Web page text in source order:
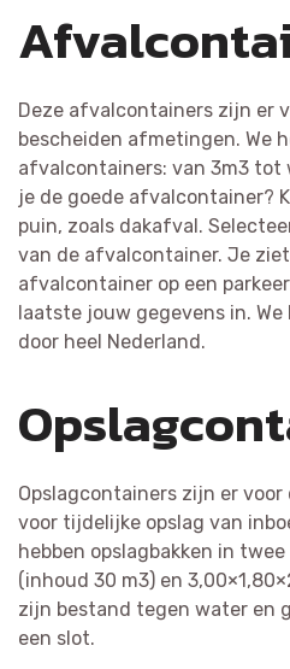
Deze afvalcontainers zijn er
bescheiden afmetingen. We
afvalcontainers: van 3m3 tot
je de goede afvalcontainer?
puin, zoals dakafval.
van de afvalcontainer. Je
afvalcontainer op een
laatste jouw gegevens in.
door heel Nederland.
Opslagcontainers zijn er
voor tijdelijke opslag van
hebben opslagbakken in
(inhoud 30 m3) en
zijn bestand tegen water en
een slot.